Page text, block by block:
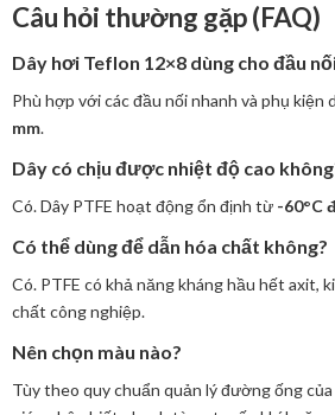
Câu hỏi thường gặp (FAQ)
Dây hơi Teflon 12×8 dùng cho đầu
Phù hợp với các đầu nối nhanh và phụ kiện
mm.
Dây có chịu được nhiệt độ cao
Có. Dây PTFE hoạt động ổn định từ -60°C
Có thể dùng để dẫn hóa chất không?
Có. PTFE có khả năng kháng hầu hết axit,
chất công nghiệp.
Nên chọn màu nào?
Tùy theo quy chuẩn quản lý đường ống của